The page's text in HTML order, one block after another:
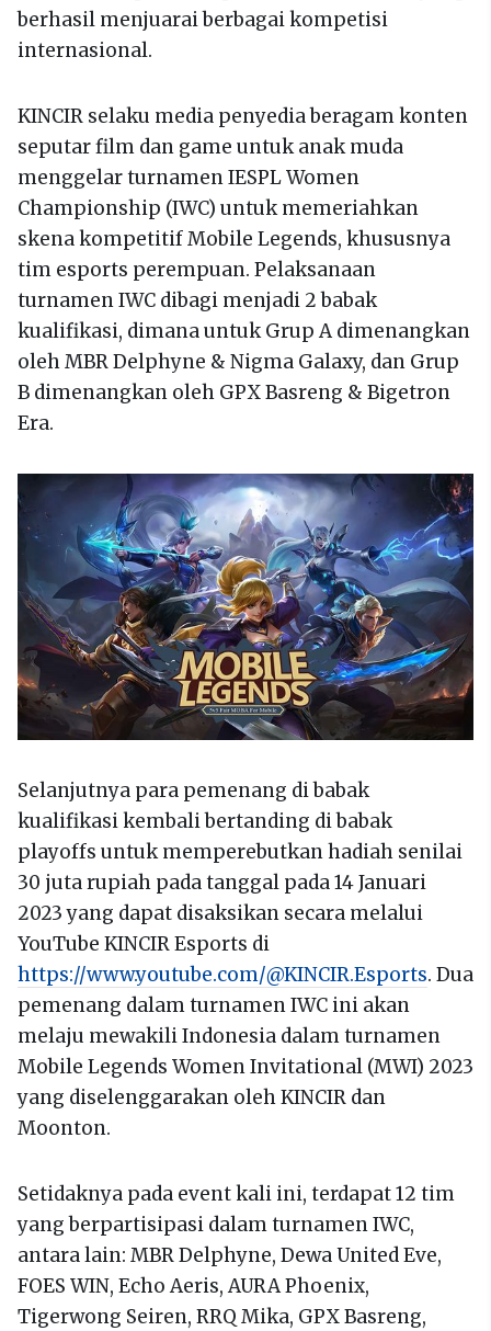
berhasil menjuarai berbagai kompetisi
internasional.
KINCIR selaku media penyedia beragam konten
seputar film dan game untuk anak muda
menggelar turnamen IESPL Women
Championship (IWC) untuk memeriahkan
skena kompetitif Mobile Legends, khususnya
tim esports perempuan. Pelaksanaan
turnamen IWC dibagi menjadi 2 babak
kualifikasi, dimana untuk Grup A dimenangkan
oleh MBR Delphyne & Nigma Galaxy, dan Grup
B dimenangkan oleh GPX Basreng & Bigetron
Era.
Selanjutnya para pemenang di babak
kualifikasi kembali bertanding di babak
playoffs untuk memperebutkan hadiah senilai
30 juta rupiah pada tanggal pada 14 Januari
2023 yang dapat disaksikan secara melalui
YouTube KINCIR Esports di
https://www.youtube.com/@KINCIR.Esports. Dua
pemenang dalam turnamen IWC ini akan
melaju mewakili Indonesia dalam turnamen
Mobile Legends Women Invitational (MWI) 2023
yang diselenggarakan oleh KINCIR dan
Moonton.
Setidaknya pada event kali ini, terdapat 12 tim
yang berpartisipasi dalam turnamen IWC,
antara lain: MBR Delphyne, Dewa United Eve,
FOES WIN, Echo Aeris, AURA Phoenix,
Tigerwong Seiren, RRQ Mika, GPX Basreng,